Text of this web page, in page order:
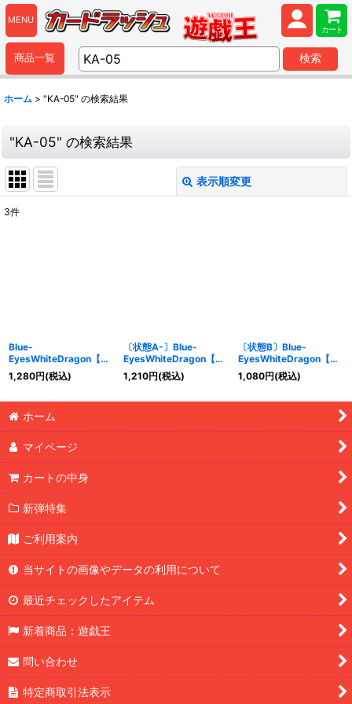
MENU
カート
商品一覧 検索
ホーム > "KA-05" の検索結果
"KA-05" の検索結果
表示順変更
カテゴリ
絞り込む
3件
Blue-
EyesWhiteDragon【ノ
ーマル】{KA-05
ンスター》
1,280円(税込)
〔状態A-〕Blue-
EyesWhiteDragon【ノ
ーマル】{KA-05
ンスター》
1,210円(税込)
〔状態B〕Blue-
EyesWhiteDragon【ノ
ーマル】{KA-05
ンスター》
1,080円(税込)
ホーム
マイページ
カートの中身
新弾特集
ご利用案内
当サイトの画像やデータの利用について
最近チェックしたアイテム
新着商品：遊戯王
問い合わせ
特定商取引法表示